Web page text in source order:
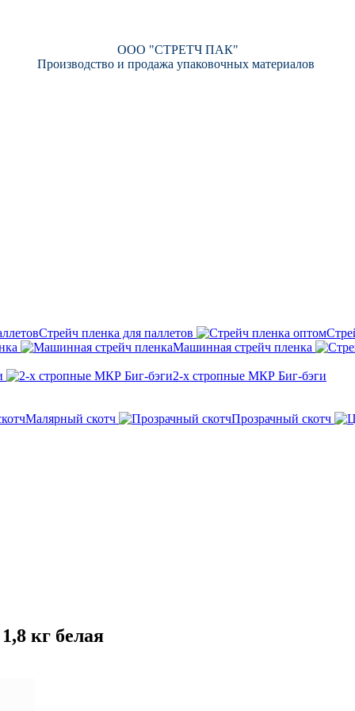
ООО "СТРЕТЧ ПАК"
Производство и продажа упаковочных материалов
Стрейч пленка для паллетов
Машинная стрейч пленка
2-х стропные МКР Биг-бэги
Малярный скотч Прозрачный скотч
кг белая